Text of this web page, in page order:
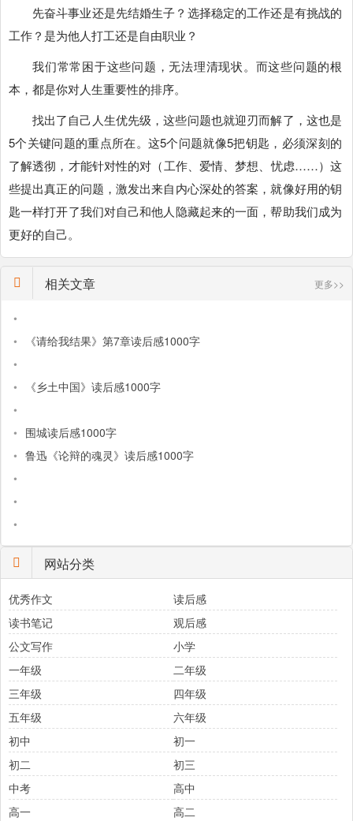
先奋斗事业还是先结婚生子？选择稳定的工作还是有挑战的
工作？是为他人打工还是自由职业？
我们常常困于这些问题，无法理清现状。而这些问题的根
本，都是你对人生重要性的排序。
找出了自己人生优先级，这些问题也就迎刃而解了，这也是
5个关键问题的重点所在。这5个问题就像5把钥匙，必须深刻的
了解透彻，才能针对性的对（工作、爱情、梦想、忧虑……）这
些提出真正的问题，激发出来自内心深处的答案，就像好用的钥
匙一样打开了我们对自己和他人隐藏起来的一面，帮助我们成为
更好的自己。
相关文章 更多>>
•
•
《请给我结果》第7章读后感1000字
•
•
《乡土中国》读后感1000字
•
• 围城读后感1000字
• 鲁迅《论辩的魂灵》读后感1000字
•
•
•
网站分类
优秀作文
读后感
读书笔记
观后感
公文写作
小学
一年级
二年级
三年级
四年级
五年级
六年级
初中
初一
初二
初三
中考
高中
高一
高二